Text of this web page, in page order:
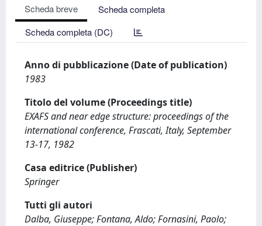
Scheda breve
Scheda completa
Scheda completa (DC)
Anno di pubblicazione (Date of publication)
1983
Titolo del volume (Proceedings title)
EXAFS and near edge structure: proceedings of the
international conference, Frascati, Italy, September
13-17, 1982
Casa editrice (Publisher)
Springer
Tutti gli autori
Dalba, Giuseppe; Fontana, Aldo; Fornasini, Paolo;